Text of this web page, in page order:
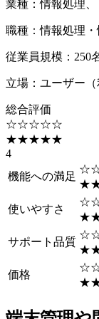
業種 ：情報処理
職種 ：情報処理
従業員規模 ： 250
立場 ： ユーザー（
総合評価
☆☆☆☆☆
★★★★★
4
機能への満足
使いやすさ
サポート品質
価格